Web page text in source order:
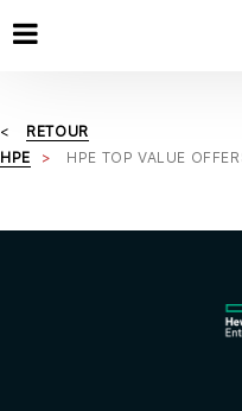
RETOUR
HPE
HPE TOP VALUE